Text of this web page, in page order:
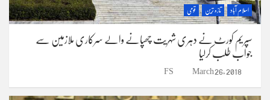
اسلام آباد تازہ ترین قومی
سپریم کورٹ نے دہری شہریت چھپانے والے سرکاری ملازمین سے
جواب طلب کرلیا
March 26, 2018
FS